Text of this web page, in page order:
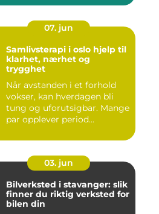
07. jun
Samlivsterapi i oslo hjelp til
klarhet, nærhet og
trygghet
Når avstanden i et forhold
vokser, kan hverdagen bli
tung og uforutsigbar. Mange
par opplever period...
03. jun
Bilverksted i stavanger: slik
finner du riktig verksted for
bilen din